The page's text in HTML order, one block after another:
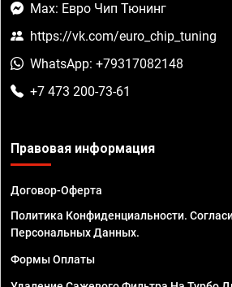
Max: Евро Чип Тюнинг
https://vk.com/euro_chip_tuning
WhatsApp: +79317082148
+7 473 200-73-61
Правовая информация
Договор-Оферта
Политика Конфиденциальности.
Персональных Данных.
Формы Оплаты